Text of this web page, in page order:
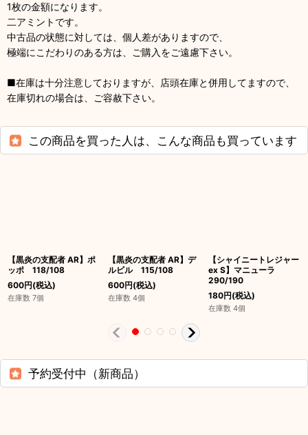
1枚の金額になります。
二アミントです。
中古品の状態に対しては、個人差がありますので、
極端にこだわりのある方は、ご購入をご遠慮下さい。
■在庫は十分注意しておりますが、店頭在庫と併用してますので、
在庫切れの場合は、ご容赦下さい。
この商品を買った人は、こんな商品も買っています
【黒炎の支配者 AR】ポ
ッポ 118/108
600円(税込)
在庫数 7個
【黒炎の支配者 AR】デ
ルビル 115/108
600円(税込)
在庫数 4個
【シャイニートレジャー
ex S】マニューラ
290/190
180円(税込)
在庫数 4個
予約受付中（新商品）